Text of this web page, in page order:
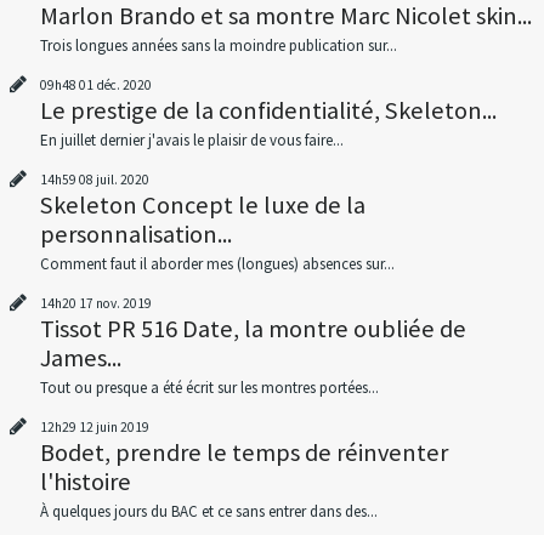
Marlon Brando et sa montre Marc Nicolet skin...
Trois longues années sans la moindre publication sur...
09h48 01 déc. 2020
Le prestige de la confidentialité, Skeleton...
En juillet dernier j'avais le plaisir de vous faire...
14h59 08 juil. 2020
Skeleton Concept le luxe de la
personnalisation...
Comment faut il aborder mes (longues) absences sur...
14h20 17 nov. 2019
Tissot PR 516 Date, la montre oubliée de
James...
Tout ou presque a été écrit sur les montres portées...
12h29 12 juin 2019
Bodet, prendre le temps de réinventer
l'histoire
À quelques jours du BAC et ce sans entrer dans des...